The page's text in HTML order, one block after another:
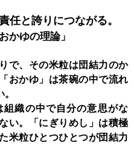
任と誇りにつながる。
おかゆの理論」
で、その米粒は団結力のか
おかゆ」は茶碗の中で流れ
織の中で自分の意思がな
い。「にぎりめし」は積極
米粒ひとつひとつが団結力